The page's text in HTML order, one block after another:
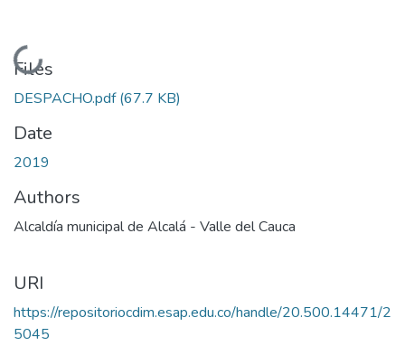
Loading...
Files
DESPACHO.pdf(67.7 KB)
Date
2019
Authors
Alcaldía municipal de Alcalá - Valle del Cauca
URI
https://repositoriocdim.esap.edu.co/handle/20.500.14471/2
5045